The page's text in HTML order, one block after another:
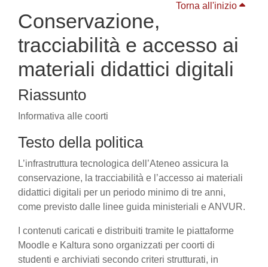
Torna all'inizio
Conservazione,
tracciabilità e accesso ai
materiali didattici digitali
Riassunto
Informativa alle coorti
Testo della politica
L’infrastruttura tecnologica dell’Ateneo assicura la
conservazione, la tracciabilità e l’accesso ai materiali
didattici digitali per un periodo minimo di tre anni,
come previsto dalle linee guida ministeriali e ANVUR.
I contenuti caricati e distribuiti tramite le piattaforme
Moodle e Kaltura sono organizzati per coorti di
studenti e archiviati secondo criteri strutturati, in